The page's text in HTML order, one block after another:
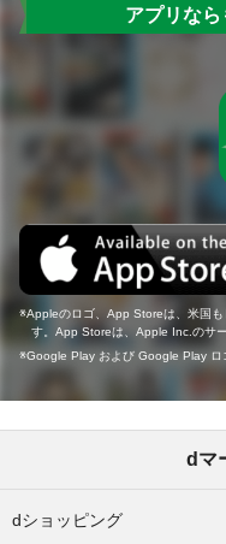
アプリなら
Appleのロゴ、App Storeは、米国
す。App Storeは、Apple Inc.のサー
Google Play および Google Play ロ
dマ
dショッピング